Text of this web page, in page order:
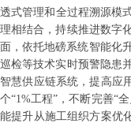
透式管理和全过程溯源模
理相结合，持续推进数字
面，依托地磅系统智能化
巡检等技术实时预警隐患
智慧供应链系统，提高应
个“1%工程”，不断完善“
能提升从施工组织方案优